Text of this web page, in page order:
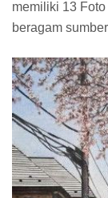
memiliki 13
beragam